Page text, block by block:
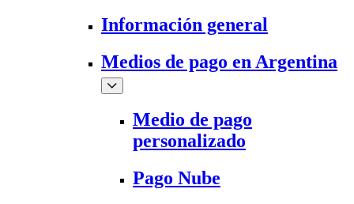
Información general
Medios de pago en Argentina
Medio de pago
personalizado
Pago Nube